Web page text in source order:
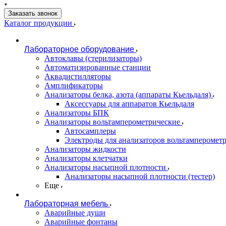
Заказать звонок
Каталог продукции
Лабораторное оборудование
Автоклавы (стерилизаторы)
Автоматизированные станции
Аквадистилляторы
Амплификаторы
Анализаторы белка, азота (аппараты Кьельдаля)
Аксессуары для аппаратов Кьельдаля
Анализаторы БПК
Анализаторы вольтамперометрические
Автосамплеры
Электроды для анализаторов
Анализаторы жидкости
Анализаторы клетчатки
Анализаторы насыпной плотности
Анализаторы насыпной плотности (тестер)
Еще
Лабораторная мебель
Аварийные души
Аварийные фонтаны